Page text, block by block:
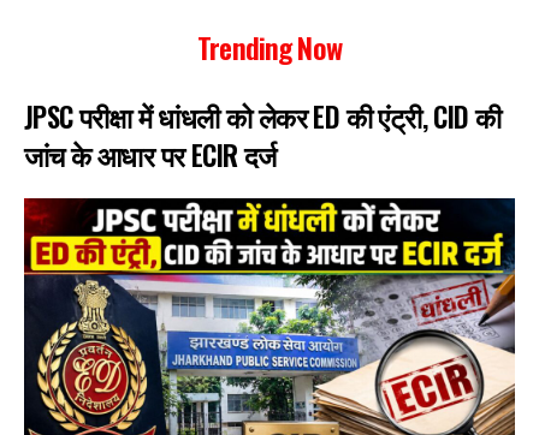
Trending Now
JPSC परीक्षा में धांधली को लेकर ED की एंट्री, CID की
जांच के आधार पर ECIR दर्ज